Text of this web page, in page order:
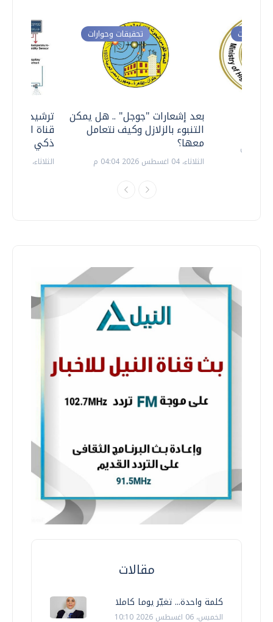
ترشيدا
قناة
ذكي
الثلاثاء، 14 يوليو 2026 06:11 م
تحقيقات وحوارات
بعد إشعارات "جوجل" .. هل يمكن
التنبوء بالزلازل وكيف نتعامل
معها؟
الثلاثاء، 04 اغسطس 2026 04:04 م
وحوارات
مقالات
كلمة واحدة... تغيّر يوما كاملا
الخميس، 06 اغسطس 2026 10:10